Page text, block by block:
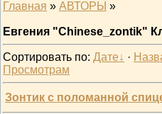
Главная » АВТОРЫ »
Евгения "Chinese_zontik"
Сортировать по: Дате ·
Просмотрам
Зонтик с поломанной